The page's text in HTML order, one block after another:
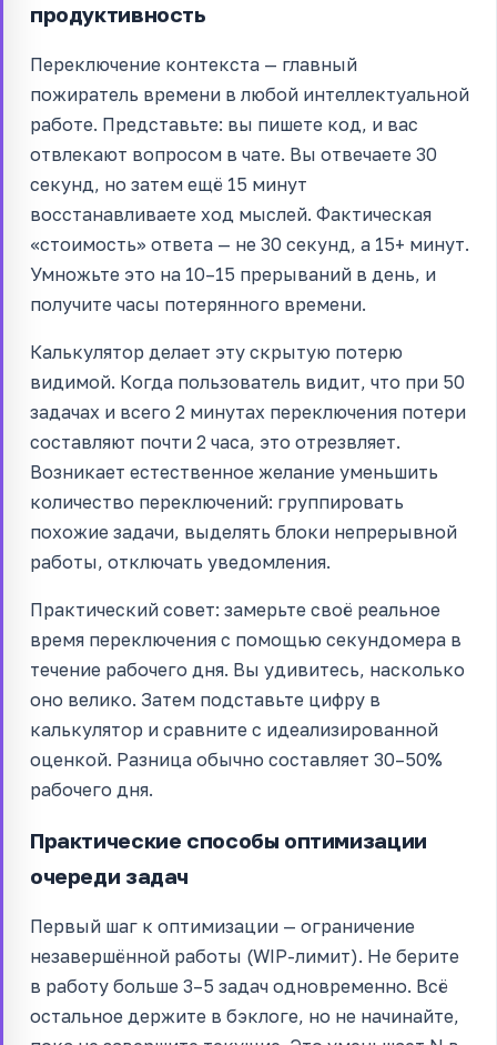
продуктивность
Переключение контекста — главный
пожиратель времени в любой интеллектуальной
работе. Представьте: вы пишете код, и вас
отвлекают вопросом в чате. Вы отвечаете 30
секунд, но затем ещё 15 минут
восстанавливаете ход мыслей. Фактическая
«стоимость» ответа — не 30 секунд, а 15+ минут.
Умножьте это на 10–15 прерываний в день, и
получите часы потерянного времени.
Калькулятор делает эту скрытую потерю
видимой. Когда пользователь видит, что при 50
задачах и всего 2 минутах переключения потери
составляют почти 2 часа, это отрезвляет.
Возникает естественное желание уменьшить
количество переключений: группировать
похожие задачи, выделять блоки непрерывной
работы, отключать уведомления.
Практический совет: замерьте своё реальное
время переключения с помощью секундомера в
течение рабочего дня. Вы удивитесь, насколько
оно велико. Затем подставьте цифру в
калькулятор и сравните с идеализированной
оценкой. Разница обычно составляет 30–50%
рабочего дня.
Практические способы оптимизации
очереди задач
Первый шаг к оптимизации — ограничение
незавершённой работы (WIP-лимит). Не берите
в работу больше 3–5 задач одновременно. Всё
остальное держите в бэклоге, но не начинайте,